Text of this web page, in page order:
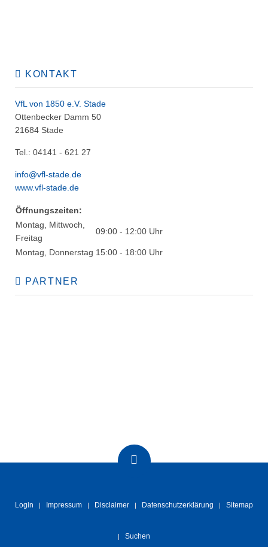
KONTAKT
VfL von 1850 e.V. Stade
Ottenbecker Damm 50
21684 Stade
Tel.: 04141 - 621 27
info@vfl-stade.de
www.vfl-stade.de
Öffnungszeiten:
Montag, Mittwoch,
Freitag
09:00 - 12:00 Uhr
Montag, Donnerstag 15:00 - 18:00 Uhr
PARTNER
Login Impressum Disclaimer Datenschutzerklärung Sitemap
Suchen